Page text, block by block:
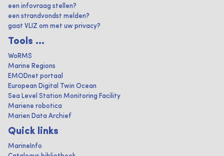
een infovraag stellen?
een strandvondst melden?
gaat VLIZ om met uw privacy?
Tools ...
WoRMS
Marine Regions
EMODnet portaal
European Digital Twin Ocean
Sea Level Station Monitoring Facility
Mariene robotica
Marien Data Archief
Quick links
MarineInfo